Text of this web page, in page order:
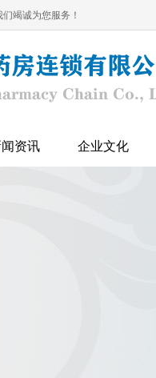
竭诚为您服务！
资讯 企业文化